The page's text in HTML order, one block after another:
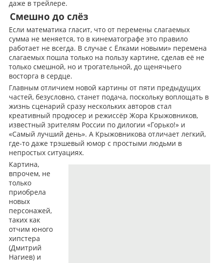
даже в трейлере.
Смешно до слёз
Если математика гласит, что от перемены слагаемых
сумма не меняется, то в кинематографе это правило
работает не всегда. В случае с Ёлками новыми» перемена
слагаемых пошла только на пользу картине, сделав её не
только смешной, но и трогательной, до щенячьего
восторга в сердце.
Главным отличием новой картины от пяти предыдущих
частей, безусловно, станет подача, поскольку воплощать в
жизнь сценарий сразу нескольких авторов стал
креативный продюсер и режиссёр Жора Крыжовников,
известный зрителям России по дилогии «Горько!» и
«Самый лучший день». А Крыжовникова отличает легкий,
где-то даже трэшевый юмор с простыми людьми в
непростых ситуациях.
Картина,
впрочем, не
только
приобрела
новых
персонажей,
таких как
отчим юного
хипстера
(Дмитрий
Нагиев) и